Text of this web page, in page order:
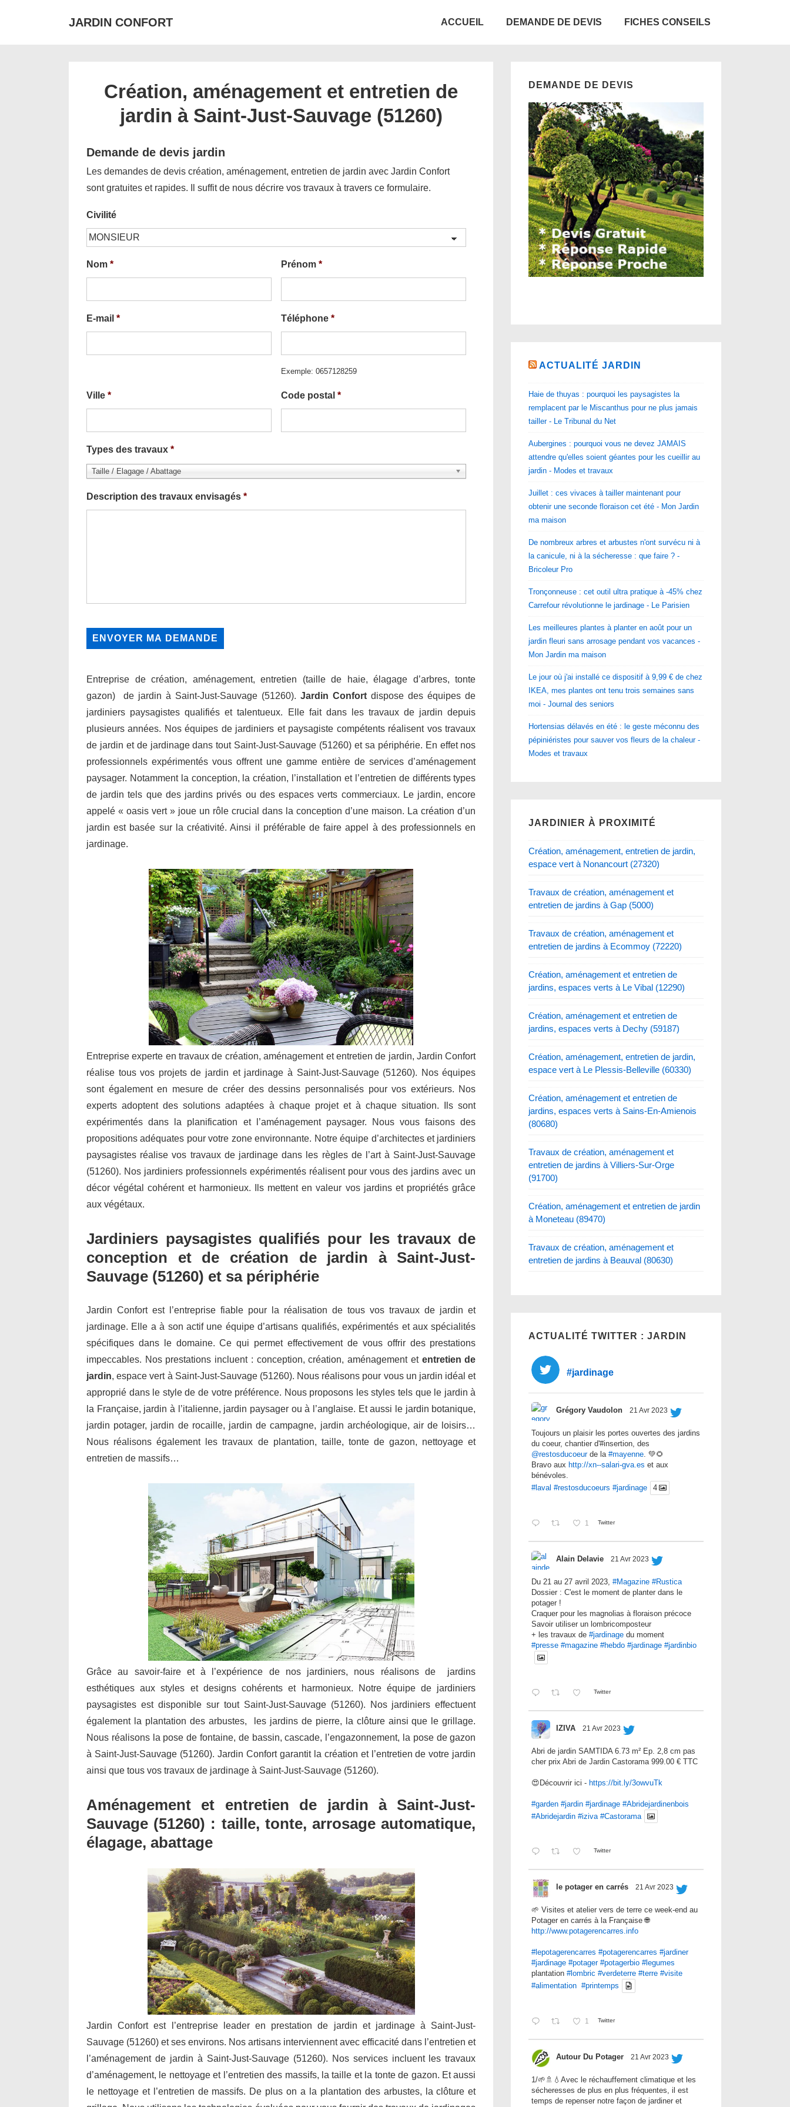
JARDIN CONFORT ACCUEIL DEMANDE DE DEVIS FICHES CONSEILS
Création, aménagement et entretien de
jardin à Saint-Just-Sauvage (51260)
Demande de devis jardin
Les demandes de devis création, aménagement, entretien de jardin avec Jardin Confort
sont gratuites et rapides. Il suffit de nous décrire vos travaux à travers ce formulaire.
Civilité
Nom * Prénom *
E-mail * Téléphone *
Exemple: 0657128259
Ville * Code postal *
Types des travaux *
Taille / Elagage / Abattage
Description des travaux envisagés *
Entreprise de création, aménagement, entretien (taille de haie, élagage d’arbres, tonte
gazon) de jardin à Saint-Just-Sauvage (51260).Jardin Confort dispose des équipes de
jardiniers paysagistes qualifiés et talentueux. Elle fait dans les travaux de jardin depuis
plusieurs années. Nos équipes de jardiniers et paysagiste compétents réalisent vos travaux
de jardin et de jardinage dans tout Saint-Just-Sauvage (51260) et sa périphérie. En effet nos
professionnels expérimentés vous offrent une gamme entière de services d’aménagement
paysager. Notamment la conception, la création, l’installation et l’entretien de différents types
de jardin tels que des jardins privés ou des espaces verts commerciaux. Le jardin, encore
appelé « oasis vert » joue un rôle crucial dans la conception d’une maison. La création d’un
jardin est basée sur la créativité. Ainsi il préférable de faire appel à des professionnels en
jardinage.
Entreprise experte en travaux de création, aménagement et entretien de jardin, Jardin Confort
réalise tous vos projets de jardin et jardinage à Saint-Just-Sauvage (51260). Nos équipes
sont également en mesure de créer des dessins personnalisés pour vos extérieurs. Nos
experts adoptent des solutions adaptées à chaque projet et à chaque situation. Ils sont
expérimentés dans la planification et l’aménagement paysager. Nous vous faisons des
propositions adéquates pour votre zone environnante. Notre équipe d’architectes et jardiniers
paysagistes réalise vos travaux de jardinage dans les règles de l’art à Saint-Just-Sauvage
(51260). Nos jardiniers professionnels expérimentés réalisent pour vous des jardins avec un
décor végétal cohérent et harmonieux. Ils mettent en valeur vos jardins et propriétés grâce
aux végétaux.
Jardiniers paysagistes qualifiés pour les travaux de
conception et de création de jardin à Saint-Just-
Sauvage (51260) et sa périphérie
Jardin Confort est l’entreprise fiable pour la réalisation de tous vos travaux de jardin et
jardinage. Elle a à son actif une équipe d’artisans qualifiés, expérimentés et aux spécialités
spécifiques dans le domaine. Ce qui permet effectivement de vous offrir des prestations
impeccables. Nos prestations incluent : conception, création, aménagement et entretien de
jardin, espace vert à Saint-Just-Sauvage (51260). Nous réalisons pour vous un jardin idéal et
approprié dans le style de de votre préférence. Nous proposons les styles tels que le jardin à
la Française, jardin à l’italienne, jardin paysager ou à l’anglaise. Et aussi le jardin botanique,
jardin potager, jardin de rocaille, jardin de campagne, jardin archéologique, air de loisirs…
Nous réalisons également les travaux de plantation, taille, tonte de gazon, nettoyage et
entretien de massifs…
Grâce au savoir-faire et à l’expérience de nos jardiniers, nous réalisons de jardins
esthétiques aux styles et designs cohérents et harmonieux. Notre équipe de jardiniers
paysagistes est disponible sur tout Saint-Just-Sauvage (51260). Nos jardiniers effectuent
également la plantation des arbustes, les jardins de pierre, la clôture ainsi que le grillage.
Nous réalisons la pose de fontaine, de bassin, cascade, l’engazonnement, la pose de gazon
à Saint-Just-Sauvage (51260). Jardin Confort garantit la création et l’entretien de votre jardin
ainsi que tous vos travaux de jardinage à Saint-Just-Sauvage (51260).
Aménagement et entretien de jardin à Saint-Just-
Sauvage (51260) : taille, tonte, arrosage automatique,
élagage, abattage
Jardin Confort est l’entreprise leader en prestation de jardin et jardinage à Saint-Just-
Sauvage (51260) et ses environs. Nos artisans interviennent avec efficacité dans l’entretien et
l’aménagement de jardin à Saint-Just-Sauvage (51260). Nos services incluent les travaux
d’aménagement, le nettoyage et l’entretien des massifs, la taille et la tonte de gazon. Et aussi
le nettoyage et l’entretien de massifs. De plus on a la plantation des arbustes, la clôture et
DEMANDE DE DEVIS
ACTUALITÉ JARDIN
Haie de thuyas : pourquoi les paysagistes la
remplacent par le Miscanthus pour ne plus jamais
tailler - Le Tribunal du Net
Aubergines : pourquoi vous ne devez JAMAIS
attendre qu'elles soient géantes pour les cueillir au
jardin - Modes et travaux
Juillet : ces vivaces à tailler maintenant pour
obtenir une seconde floraison cet été - Mon Jardin
ma maison
De nombreux arbres et arbustes n'ont survécu ni à
la canicule, ni à la sécheresse : que faire ? -
Bricoleur Pro
Tronçonneuse : cet outil ultra pratique à -45% chez
Carrefour révolutionne le jardinage - Le Parisien
Les meilleures plantes à planter en août pour un
jardin fleuri sans arrosage pendant vos vacances -
Mon Jardin ma maison
Le jour où j'ai installé ce dispositif à 9,99 € de chez
IKEA, mes plantes ont tenu trois semaines sans
moi - Journal des seniors
Hortensias délavés en été : le geste méconnu des
pépiniéristes pour sauver vos fleurs de la chaleur -
Modes et travaux
JARDINIER À PROXIMITÉ
Création, aménagement, entretien de jardin,
espace vert à Nonancourt (27320)
Travaux de création, aménagement et
entretien de jardins à Gap (5000)
Travaux de création, aménagement et
entretien de jardins à Ecommoy (72220)
Création, aménagement et entretien de
jardins, espaces verts à Le Vibal (12290)
Création, aménagement et entretien de
jardins, espaces verts à Dechy (59187)
Création, aménagement, entretien de jardin,
espace vert à Le Plessis-Belleville (60330)
Création, aménagement et entretien de
jardins, espaces verts à Sains-En-Amienois
(80680)
Travaux de création, aménagement et
entretien de jardins à Villiers-Sur-Orge
(91700)
Création, aménagement et entretien de jardin
à Moneteau (89470)
Travaux de création, aménagement et
entretien de jardins à Beauval (80630)
ACTUALITÉ TWITTER : JARDIN
#jardinage
Grégory Vaudolon 21 Avr 2023
Toujours un plaisir les portes ouvertes des jardins
du coeur, chantier d'#insertion, des
@restosducoeurde la#mayenne. 💚🌻
Bravo aux http://xn--salari-gva.es et aux
bénévoles.
#laval #restosducoeurs #jardinage 4
1 Twitter
Alain Delavie 21 Avr 2023
Du 21 au 27 avril 2023,#Magazine #Rustica
Dossier : C'est le moment de planter dans le
potager !
Craquer pour les magnolias à floraison précoce
Savoir utiliser un lombricomposteur
+ les travaux de#jardinage du moment
#presse #magazine #hebdo #jardinage #jardinbio
Twitter
IZIVA 21 Avr 2023
Abri de jardin SAMTIDA 6.73 m² Ep. 2,8 cm pas
cher prix Abri de Jardin Castorama 999.00 € TTC
😍Découvrir ici - https://bit.ly/3owvuTk
#garden #jardin #jardinage #Abridejardinenbois
#Abridejardin #iziva #Castorama
Twitter
le potager en carrés 21 Avr 2023
🌱 Visites et atelier vers de terre ce week-end au
Potager en carrés à la Française 🌐
http://www.potagerencarres.info
#lepotagerencarres #potagerencarres #jardiner
#jardinage #potager #potagerbio #legumes
plantation#lombric #verdeterre #terre #visite
#alimentation #printemps
1 Twitter
Autour Du Potager 21 Avr 2023
1/🌱🚿💧Avec le réchauffement climatique et les
sécheresses de plus en plus fréquentes, il est
temps de repenser notre façon de jardiner et